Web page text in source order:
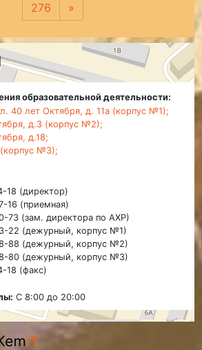
276
»
образовательной деятельности:
40 лет Октября, д. 11а (корпус №1);
д.3 (корпус №2);
д.18;
№3);
18 (директор)
16 (приемная)
73 (зам. директора по АХР)
22 (дежурный, корпус №1)
88 (дежурный, корпус №2)
80 (дежурный, корпус №3)
18 (факс)
С 8:00 до 20:00